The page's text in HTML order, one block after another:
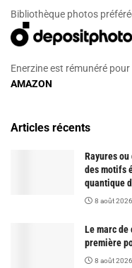
Bibliothèque photos
Enerzine est rémunéré
AMAZON
Articles récents
Rayures
des motifs
quantique
8 août 2026
Le marc
première
8 août 2026